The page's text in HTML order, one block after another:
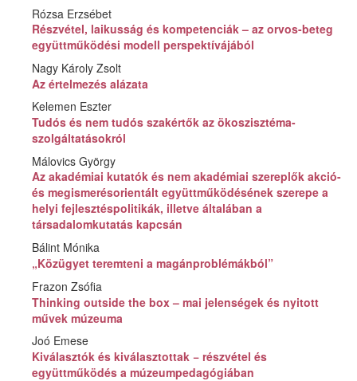
Rózsa Erzsébet
Részvétel, laikusság és kompetenciák – az orvos-beteg
együttműködési modell perspektívájából
Nagy Károly Zsolt
Az értelmezés alázata
Kelemen Eszter
Tudós és nem tudós szakértők az ökoszisztéma-
szolgáltatásokról
Málovics György
Az akadémiai kutatók és nem akadémiai szereplők akció-
és megismerésorientált együttműködésének szerepe a
helyi fejlesztéspolitikák, illetve általában a
társadalomkutatás kapcsán
Bálint Mónika
„Közügyet teremteni a magánproblémákból”
Frazon Zsófia
Thinking outside the box – mai jelenségek és nyitott
művek múzeuma
Joó Emese
Kiválasztók és kiválasztottak − részvétel és
együttműködés a múzeumpedagógiában